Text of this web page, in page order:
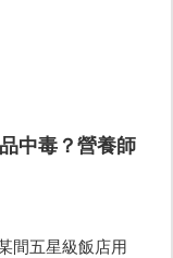
中毒？營養師
間五星級飯店用